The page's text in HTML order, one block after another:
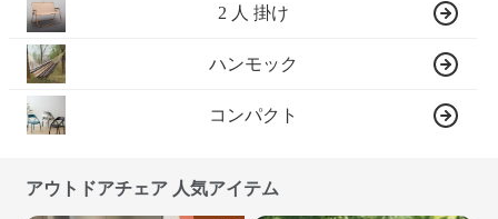
2 人 掛け
ハンモック
コンパクト
アウトドアチェア 人気アイテム